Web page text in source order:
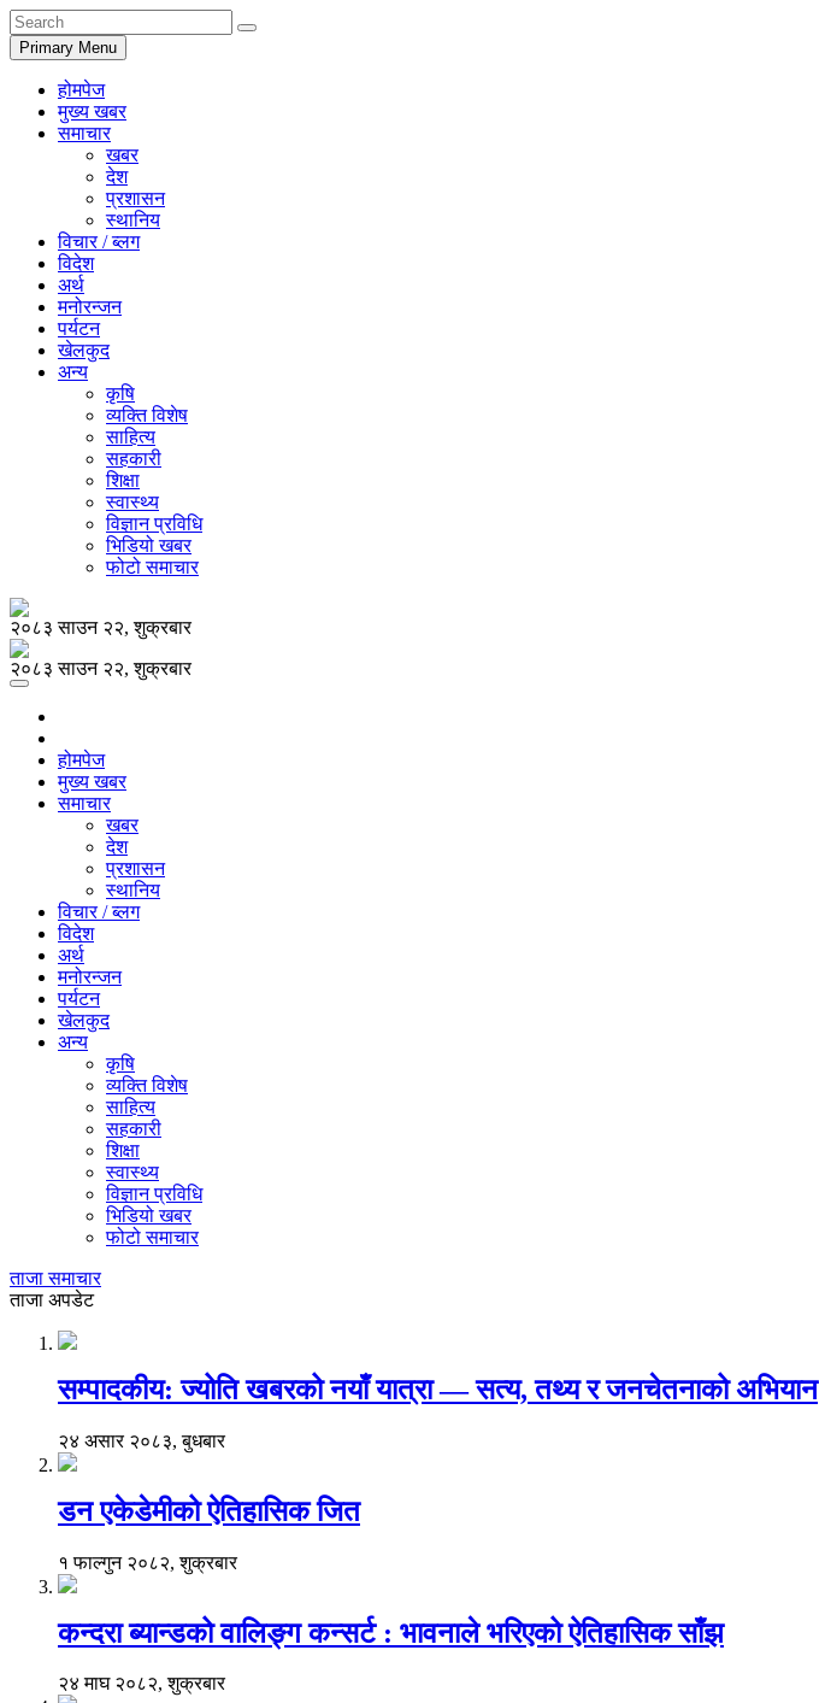
Primary Menu
होमपेज
मुख्य खबर
समाचार
खबर
देश
प्रशासन
स्थानिय
विचार / ब्लग
विदेश
अर्थ
मनोरन्जन
पर्यटन
खेलकुद
अन्य
कृषि
व्यक्ति विशेष
साहित्य
सहकारी
शिक्षा
स्वास्थ्य
विज्ञान प्रविधि
भिडियो खबर
फोटो समाचार
२०८३ साउन २२, शुक्रबार
२०८३ साउन २२, शुक्रबार
होमपेज
मुख्य खबर
समाचार
खबर
देश
प्रशासन
स्थानिय
विचार / ब्लग
विदेश
अर्थ
मनोरन्जन
पर्यटन
खेलकुद
अन्य
कृषि
व्यक्ति विशेष
साहित्य
सहकारी
शिक्षा
स्वास्थ्य
विज्ञान प्रविधि
भिडियो खबर
फोटो समाचार
ताजा समाचार
ताजा अपडेट
सम्पादकीय: ज्योति खबरको नयाँ यात्रा — सत्य, तथ्य र जनचेतनाको अभियान
२४ असार २०८३, बुधबार
डन एकेडेमीको ऐतिहासिक जित
१ फाल्गुन २०८२, शुक्रबार
कन्दरा ब्यान्डको वालिङ्ग कन्सर्ट : भावनाले भरिएको ऐतिहासिक साँझ
२४ माघ २०८२, शुक्रबार